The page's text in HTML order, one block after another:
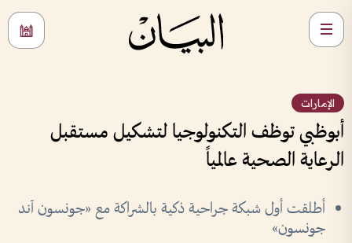
الإمارات
أبوظبي توظف التكنولوجيا لتشكيل مستقبل
الرعاية الصحية عالمياً
أطلقت أول شبكة جراحية ذكية بالشراكة مع «جونسون آند
جونسون»